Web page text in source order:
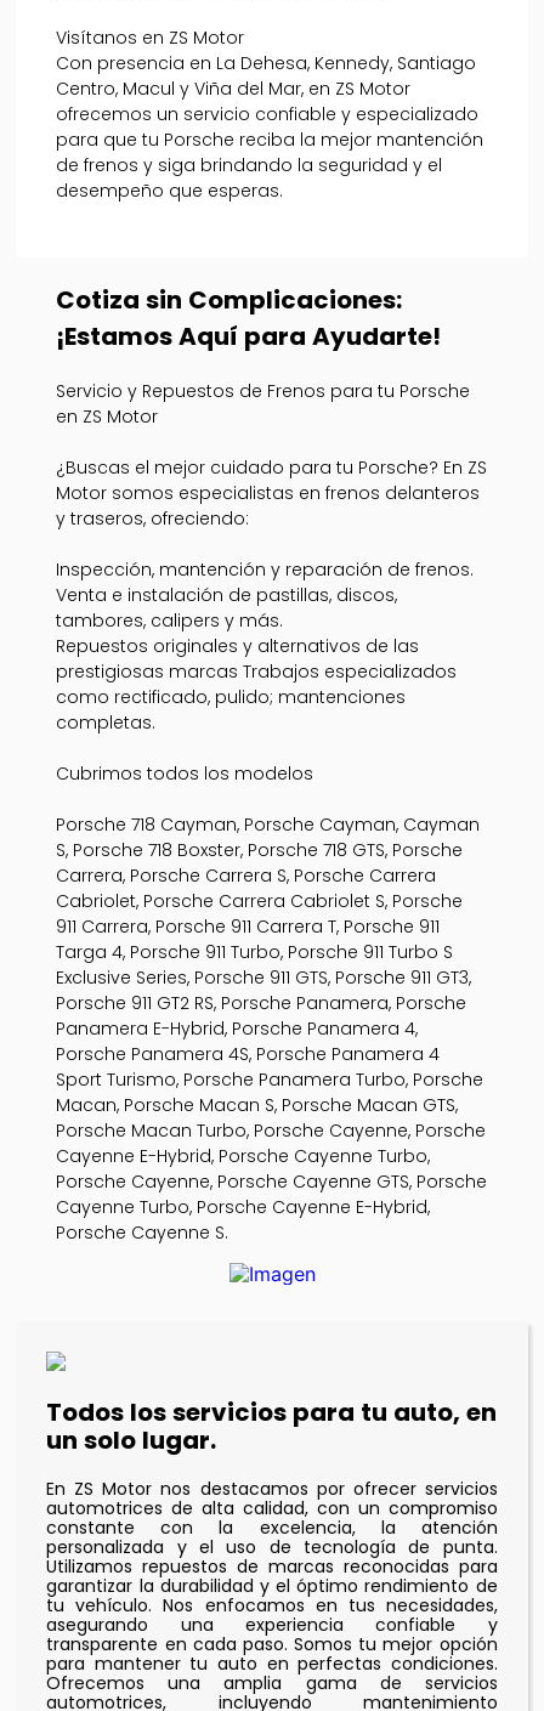
Visítanos en ZS Motor
Con presencia en La Dehesa, Kennedy, Santiago
Centro, Macul y Viña del Mar, en ZS Motor
ofrecemos un servicio confiable y especializado
para que tu Porsche reciba la mejor mantención
de frenos y siga brindando la seguridad y el
desempeño que esperas.
Cotiza sin Complicaciones:
¡Estamos Aquí para Ayudarte!
Servicio y Repuestos de Frenos para tu Porsche
en ZS Motor
¿Buscas el mejor cuidado para tu Porsche? En ZS
Motor somos especialistas en frenos delanteros
y traseros, ofreciendo:
Inspección, mantención y reparación de frenos.
Venta e instalación de pastillas, discos,
tambores, calipers y más.
Repuestos originales y alternativos de las
prestigiosas marcas Trabajos especializados
como rectificado, pulido; mantenciones
completas.
Cubrimos todos los modelos
Porsche 718 Cayman, Porsche Cayman, Cayman
S, Porsche 718 Boxster, Porsche 718 GTS, Porsche
Carrera, Porsche Carrera S, Porsche Carrera
Cabriolet, Porsche Carrera Cabriolet S, Porsche
911 Carrera, Porsche 911 Carrera T, Porsche 911
Targa 4, Porsche 911 Turbo, Porsche 911 Turbo S
Exclusive Series, Porsche 911 GTS, Porsche 911 GT3,
Porsche 911 GT2 RS, Porsche Panamera, Porsche
Panamera E-Hybrid, Porsche Panamera 4,
Porsche Panamera 4S, Porsche Panamera 4
Sport Turismo, Porsche Panamera Turbo, Porsche
Macan, Porsche Macan S, Porsche Macan GTS,
Porsche Macan Turbo, Porsche Cayenne, Porsche
Cayenne E-Hybrid, Porsche Cayenne Turbo,
Porsche Cayenne, Porsche Cayenne GTS, Porsche
Cayenne Turbo, Porsche Cayenne E-Hybrid,
Porsche Cayenne S.
Todos los servicios para tu auto, en
un solo lugar.
En ZS Motor nos destacamos por ofrecer servicios
automotrices de alta calidad, con un compromiso
constante con la excelencia, la atención
personalizada y el uso de tecnología de punta.
Utilizamos repuestos de marcas reconocidas para
garantizar la durabilidad y el óptimo rendimiento de
tu vehículo. Nos enfocamos en tus necesidades,
asegurando una experiencia confiable y
transparente en cada paso. Somos tu mejor opción
para mantener tu auto en perfectas condiciones.
Ofrecemos una amplia gama de servicios
automotrices, incluyendo mantenimiento